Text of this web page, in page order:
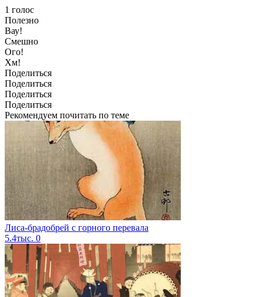
1 голос
Полезно
Вау!
Смешно
Ого!
Хм!
Поделиться
Поделиться
Поделиться
Поделиться
Рекомендуем почитать по теме
Лиса-брадобрей с горного перевала
5.4тыс. 0